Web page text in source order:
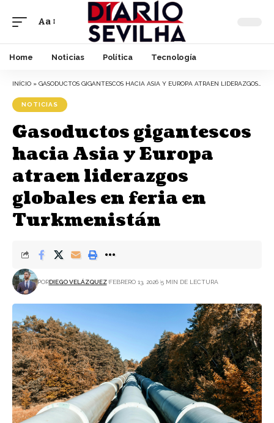
Font
Resizer
Aa
Home Noticias Política Tecnología
INÍCIO » GASODUCTOS GIGANTESCOS HACIA ASIA Y EUROPA ATRAEN LIDERAZGOS GLOBALES EN FERIA EN TURKMENISTÁN
NOTICIAS
Gasoductos gigantescos
hacia Asia y Europa
atraen liderazgos
globales en feria en
Turkmenistán
PORDIEGO VELÁZQUEZ FEBRERO 13, 2026 5 MIN DE LECTURA